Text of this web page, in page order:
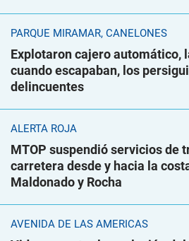
PARQUE MIRAMAR, CANELONES
Explotaron cajero automático,
cuando escapaban, los
delincuentes
ALERTA ROJA
MTOP suspendió servicios de
carretera desde y hacia la
Maldonado y Rocha
AVENIDA DE LAS AMÉRICAS